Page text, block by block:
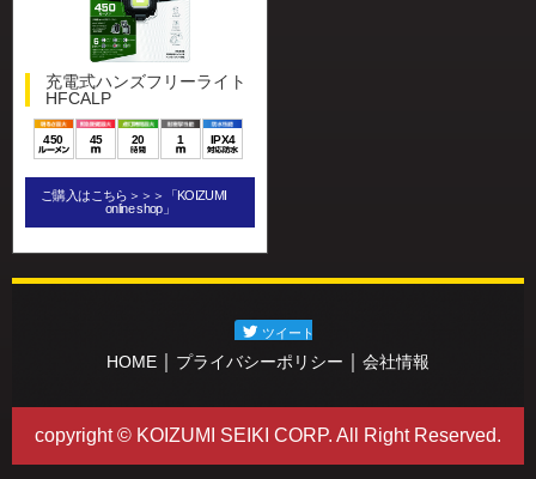
充電式ハンズフリーライト
HFCALP
450 45 20 1 IPX4
ご購入はこちら＞＞＞「KOIZUMI
online shop」
HOME プライバシーポリシー 会社情報
copyright © KOIZUMI SEIKI CORP. All Right Reserved.